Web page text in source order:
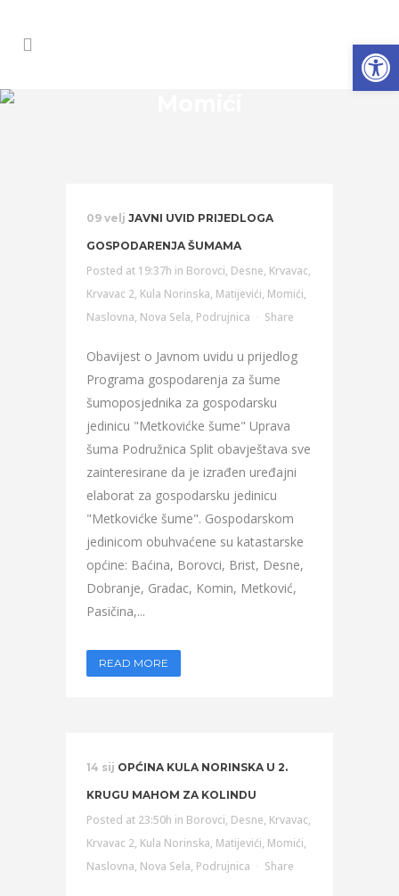
09 velj JAVNI UVID PRIJEDLOGA
GOSPODARENJA ŠUMAMA
Posted at 19:37h in Borovci, Desne, Krvavac,
Krvavac 2, Kula Norinska, Matijevići, Momići,
Naslovna, Nova Sela, Podrujnica Share
Obavijest o Javnom uvidu u prijedlog
Programa gospodarenja za šume
šumoposjednika za gospodarsku
jedinicu "Metkovićke šume" Uprava
šuma Podružnica Split obavještava sve
zainteresirane da je izrađen uređajni
elaborat za gospodarsku jedinicu
"Metkovićke šume". Gospodarskom
jedinicom obuhvaćene su katastarske
općine: Baćina, Borovci, Brist, Desne,
Dobranje, Gradac, Komin, Metković,
Pasičina,...
READ MORE
14 sij OPĆINA KULA NORINSKA U 2.
KRUGU MAHOM ZA KOLINDU
Posted at 23:50h in Borovci, Desne, Krvavac,
Krvavac 2, Kula Norinska, Matijevići, Momići,
Naslovna, Nova Sela, Podrujnica Share